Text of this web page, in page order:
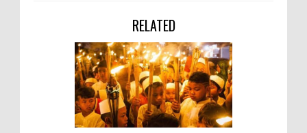
RELATED